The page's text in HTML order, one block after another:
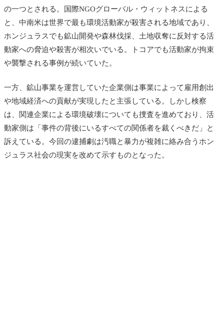
の一つとされる。国際NGOグローバル・ウィットネスによる
と、中南米は世界で最も環境活動家が殺害される地域であり、
ホンジュラスでも鉱山開発や森林伐採、土地収奪に反対する活
動家への脅迫や殺害が相次いでいる。トコアでも活動家が拘束
や襲撃される事例が続いていた。
一方、鉱山事業を運営していた企業側は事業によって雇用創出
や地域経済への貢献が実現したと主張している。しかし検察
は、関連企業による環境破壊についても捜査を進めており、活
動家側は「事件の背後にいるすべての関係者を裁くべきだ」と
訴えている。今回の逮捕劇は汚職と暴力が複雑に絡み合うホン
ジュラス社会の現実を改めて示すものとなった。